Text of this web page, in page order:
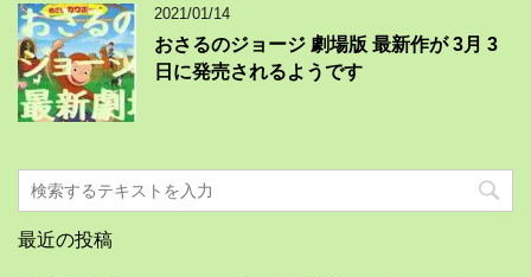
2021/01/14
おさるのジョージ 劇場版 最新作が 3月 3
日に発売されるようです
最近の投稿